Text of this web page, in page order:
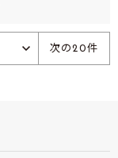
次の20件